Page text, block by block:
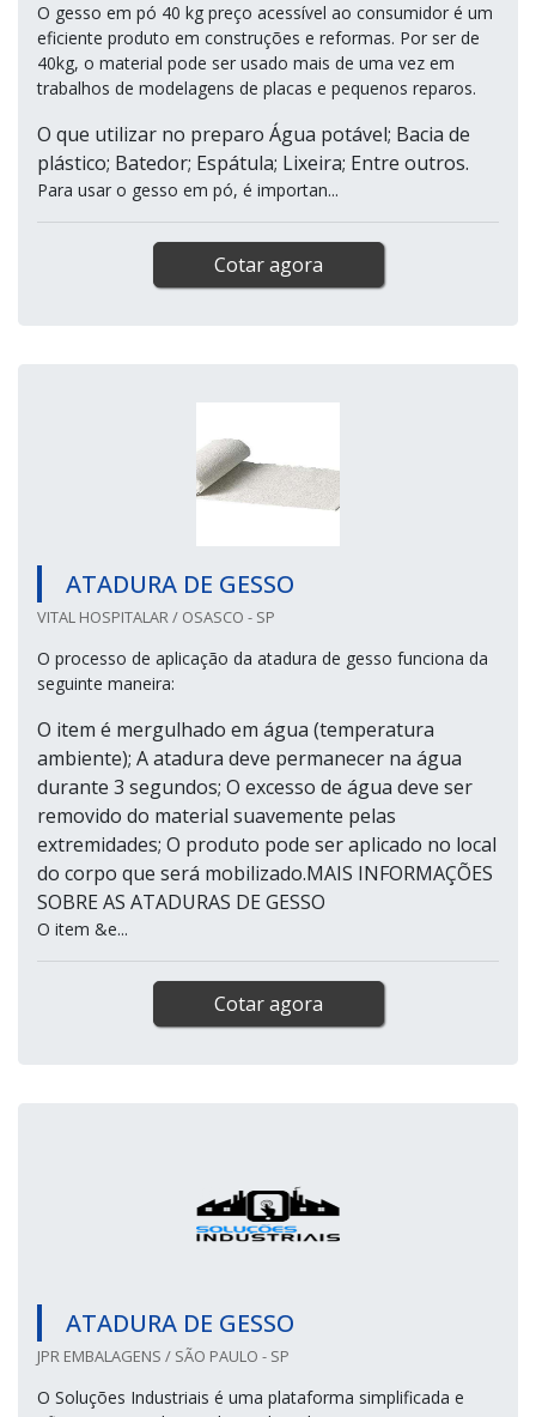
O gesso em pó 40 kg preço acessível ao consumidor é um
eficiente produto em construções e reformas. Por ser de
40kg, o material pode ser usado mais de uma vez em
trabalhos de modelagens de placas e pequenos reparos.
O que utilizar no preparo Água potável; Bacia de
plástico; Batedor; Espátula; Lixeira; Entre outros.
Para usar o gesso em pó, é importan...
Cotar agora
ATADURA DE GESSO
VITAL HOSPITALAR / OSASCO - SP
O processo de aplicação da atadura de gesso funciona da
seguinte maneira:
O item é mergulhado em água (temperatura
ambiente); A atadura deve permanecer na água
durante 3 segundos; O excesso de água deve ser
removido do material suavemente pelas
extremidades; O produto pode ser aplicado no local
do corpo que será mobilizado.MAIS INFORMAÇÕES
SOBRE AS ATADURAS DE GESSO
O item &e...
Cotar agora
ATADURA DE GESSO
JPR EMBALAGENS / SÃO PAULO - SP
O Soluções Industriais é uma plataforma simplificada e